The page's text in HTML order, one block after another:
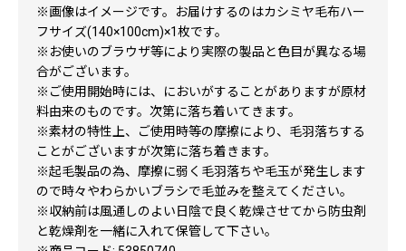
※画像はイメージです。お届けするのはカシミヤ毛布ハー
フサイズ(140×100cm)×1枚です。
※お使いのブラウザ等により実際の製品と色目が異なる場
合がございます。
※ご使用開始時には、においがすることがありますが原材
料由来のものです。次第に落ち着いてきます。
※素材の特性上、ご使用時等の摩擦により、毛羽落ちする
ことがございますが次第に落ち着きます。
※起毛製品の為、摩擦に弱く毛羽落ちや毛玉が発生します
ので時々やわらかいブラシで毛並みを整えてください。
※収納前は風通しのよい日陰で良く乾燥させてから防虫剤
と乾燥剤を一緒に入れて保管して下さい。